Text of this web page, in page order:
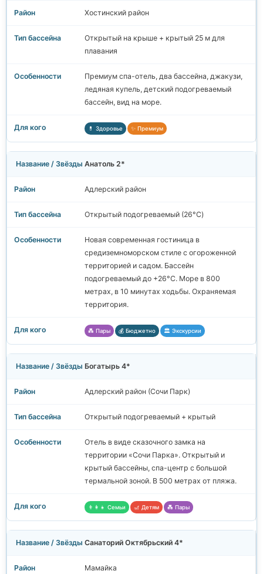
Хостинский район
Открытый на крыше + крытый 25 м для
плавания
Премиум спа-отель, два бассейна, джакузи,
ледяная купель, детский подогреваемый
бассейн, вид на море.
💊 Здоровье ✨ Премиум
Анатоль 2*
Адлерский район
Открытый подогреваемый (26°C)
Новая современная гостиница в
средиземноморском стиле с огороженной
территорией и садом. Бассейн
подогреваемый до +26°C. Море в 800
метрах, в 10 минутах ходьбы. Охраняемая
территория.
💑 Пары 💰 Бюджетно 🏛️ Экскурсии
Богатырь 4*
Адлерский район (Сочи Парк)
Открытый подогреваемый + крытый
Отель в виде сказочного замка на
территории «Сочи Парка». Открытый и
крытый бассейны, спа-центр с большой
термальной зоной. В 500 метрах от пляжа.
👨‍👩‍👧 Семьи 🎢 Детям 💑 Пары
Санаторий Октябрьский 4*
Мамайка